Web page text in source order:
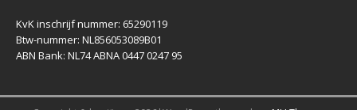
KvK inschrijf nummer: 65290119
Btw-nummer: NL856053089B01
ABN Bank: NL74 ABNA 0447 0247 95